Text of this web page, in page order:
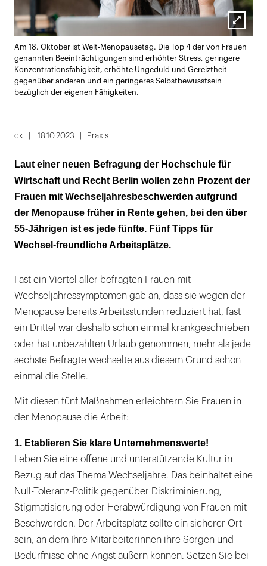
Lightbox
öffnen
Am 18. Oktober ist Welt-Menopausetag. Die Top 4 der von Frauen
genannten Beeinträchtigungen sind erhöhter Stress, geringere
Konzentrationsfähigkeit, erhöhte Ungeduld und Gereiztheit
gegenüber anderen und ein geringeres Selbstbewusstsein
bezüglich der eigenen Fähigkeiten.
ck 18.10.2023 Praxis
Laut einer neuen Befragung der Hochschule für
Wirtschaft und Recht Berlin wollen zehn Prozent der
Frauen mit Wechseljahresbeschwerden aufgrund
der Menopause früher in Rente gehen, bei den über
55-Jährigen ist es jede fünfte. Fünf Tipps für
Wechsel-freundliche Arbeitsplätze.
Fast ein Viertel aller befragten Frauen mit
Wechseljahressymptomen gab an, dass sie wegen der
Menopause bereits Arbeitsstunden reduziert hat, fast
ein Drittel war deshalb schon einmal krankgeschrieben
oder hat unbezahlten Urlaub genommen, mehr als jede
sechste Befragte wechselte aus diesem Grund schon
einmal die Stelle.
Mit diesen fünf Maßnahmen erleichtern Sie Frauen in
der Menopause die Arbeit:
1. Etablieren Sie klare Unternehmenswerte!
Leben Sie eine offene und unterstützende Kultur in
Bezug auf das Thema Wechseljahre. Das beinhaltet eine
Null-Toleranz-Politik gegenüber Diskriminierung,
Stigmatisierung oder Herabwürdigung von Frauen mit
Beschwerden. Der Arbeitsplatz sollte ein sicherer Ort
sein, an dem Ihre Mitarbeiterinnen ihre Sorgen und
Bedürfnisse ohne Angst äußern können. Setzen Sie bei